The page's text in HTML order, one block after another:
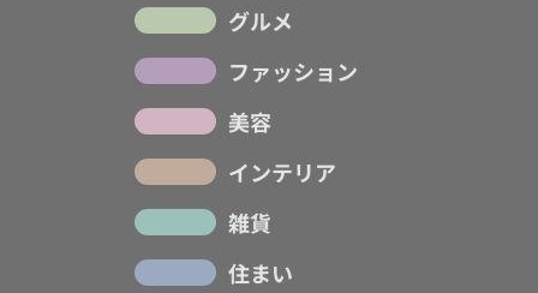
グルメ
ファッション
美容
インテリア
雑貨
住まい